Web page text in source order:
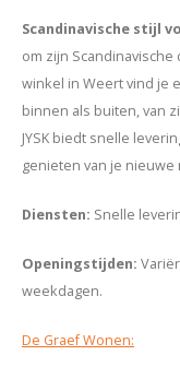
Scandinavische stijl
om zijn
winkel in Weert vind je
binnen als buiten, van
JYSK biedt snelle
genieten van je nieuwe
Diensten: Snelle
Openingstijden:
weekdagen.
De Graef Wonen: